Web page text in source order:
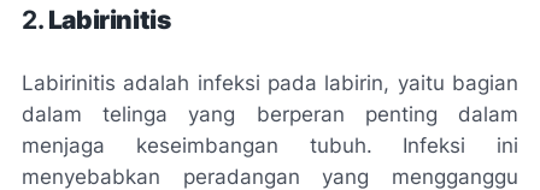
2. Labirinitis
Labirinitis adalah infeksi pada labirin, yaitu bagian
dalam telinga yang berperan penting dalam
menjaga keseimbangan tubuh. Infeksi ini
menyebabkan peradangan yang mengganggu